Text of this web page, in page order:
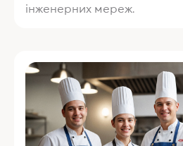
інженерних мереж.